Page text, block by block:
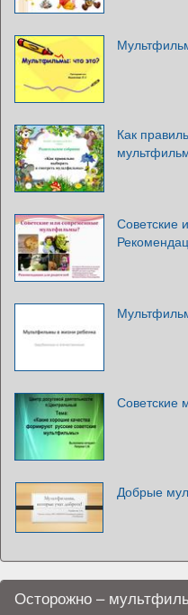
Как
Советские
Советские
Добрые
Осторожно –